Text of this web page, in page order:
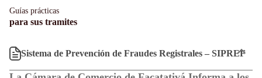
Guías prácticas
para sus tramites
Sistema de Prevención de Fraudes Registrales – SIPREF